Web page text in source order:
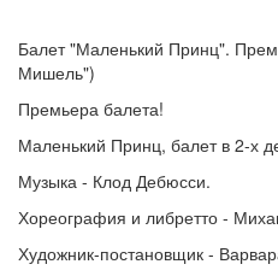
Балет "Маленький Принц".
Мишель")
Премьера балета!
Маленький Принц, балет в 2-х
Музыка - Клод Дебюсси.
Хореография и либретто -
Художник-постановщик -